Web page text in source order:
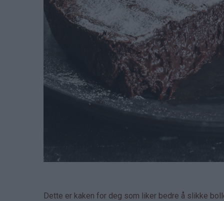
Dette er kaken for deg som liker bedre å slikke